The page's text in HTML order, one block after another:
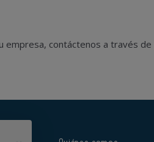
empresa, contáctenos a través de